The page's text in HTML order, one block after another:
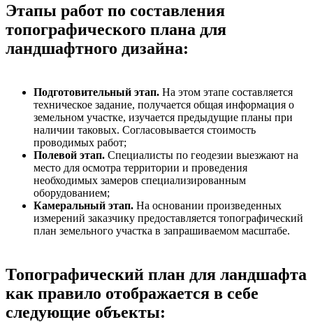
Этапы работ по составления
топографического плана для
ландшафтного дизайна:
Подготовительный этап. На этом этапе составляется
техническое задание, получается общая информация о
земельном участке, изучается предыдущие планы при
наличии таковых. Согласовывается стоимость
проводимых работ;
Полевой этап. Специалисты по геодезии выезжают на
место для осмотра территории и проведения
необходимых замеров специализированным
оборудованием;
Камеральный этап. На основании произведенных
измерений заказчику предоставляется топографический
план земельного участка в запрашиваемом масштабе.
Топографический план для ландшафта
как правило отображается в себе
следующие объекты: